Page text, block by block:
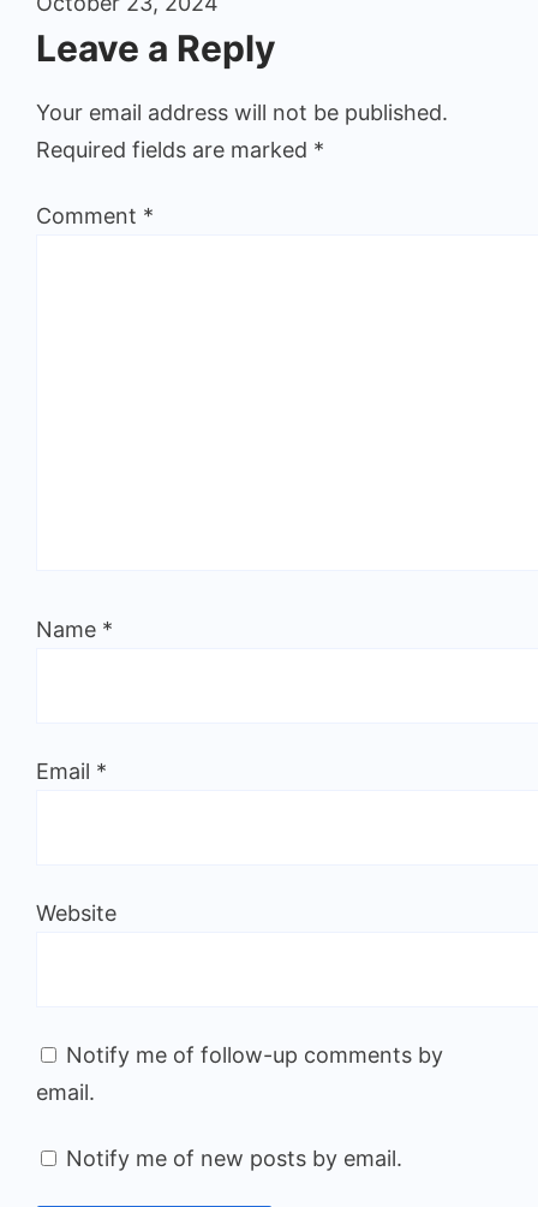
Leave a Reply
Your email address will not be published.
Required fields are marked *
Comment *
Name *
Email *
Website
Notify me of follow-up comments by
email.
Notify me of new posts by email.